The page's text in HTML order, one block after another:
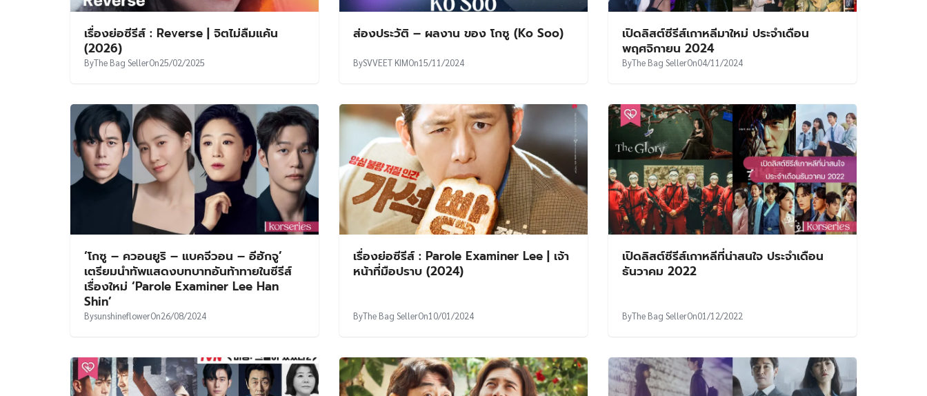
เรื่องย่อซีรีส์ : Reverse | จิตไม่ลืมแค้น
(2026)
ByThe Bag SellerOn25/02/2025
ส่องประวัติ – ผลงาน ของ โกซู (Ko Soo)
BySVVEET KIMOn15/11/2024
เปิดลิสต์ซีรีส์เกาหลีมาใหม่ ประจำเดือน
พฤศจิกายน 2024
ByThe Bag SellerOn04/11/2024
‘โกซู – ควอนยูริ – แบคจีวอน – อีฮักจู’
เตรียมนำทัพแสดงบทบาทอันท้าทายในซีรีส์
เรื่องใหม่ ‘Parole Examiner Lee Han
Shin’
BysunshineflowerOn26/08/2024
เรื่องย่อซีรีส์ : Parole Examiner Lee | เจ้า
หน้าที่มือปราบ (2024)
ByThe Bag SellerOn10/01/2024
เปิดลิสต์ซีรีส์เกาหลีที่น่าสนใจ ประจำเดือน
ธันวาคม 2022
ByThe Bag SellerOn01/12/2022